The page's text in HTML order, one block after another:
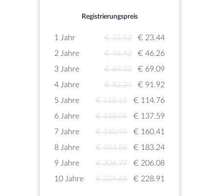
Registrierungspreis
1 Jahr € 23.52
€ 23.44
2 Jahre
€ 46.42
€ 46.26
3 Jahre
€ 69.33
€ 69.09
4 Jahre
€ 92.24
€ 91.92
5 Jahre
€ 115.15
€ 114.76
6 Jahre
€ 138.05
€ 137.59
7 Jahre
€ 160.95
€ 160.41
8 Jahre
€ 183.86
€ 183.24
9 Jahre
€ 206.77
€ 206.08
10 Jahre
€ 229.68 € 228.91